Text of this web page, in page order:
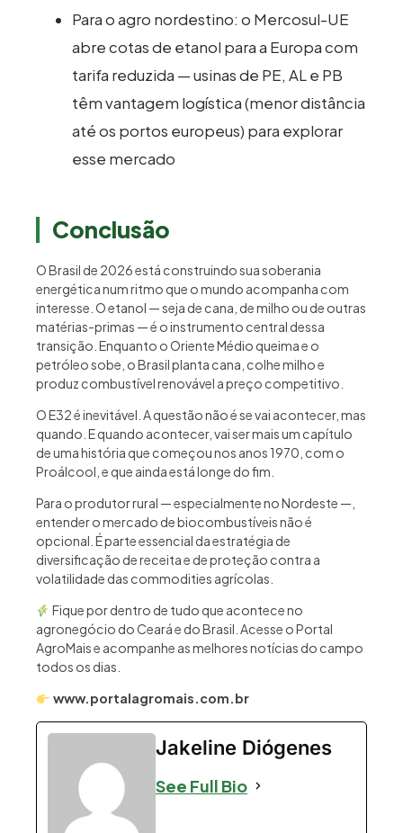
Para o agro nordestino: o Mercosul-UE
abre cotas de etanol para a Europa com
tarifa reduzida — usinas de PE, AL e PB
têm vantagem logística (menor distância
até os portos europeus) para explorar
esse mercado
Conclusão
O Brasil de 2026 está construindo sua soberania
energética num ritmo que o mundo acompanha com
interesse. O etanol — seja de cana, de milho ou de outras
matérias-primas — é o instrumento central dessa
transição. Enquanto o Oriente Médio queima e o
petróleo sobe, o Brasil planta cana, colhe milho e
produz combustível renovável a preço competitivo.
O E32 é inevitável. A questão não é se vai acontecer, mas
quando. E quando acontecer, vai ser mais um capítulo
de uma história que começou nos anos 1970, com o
Proálcool, e que ainda está longe do fim.
Para o produtor rural — especialmente no Nordeste —,
entender o mercado de biocombustíveis não é
opcional. É parte essencial da estratégia de
diversificação de receita e de proteção contra a
volatilidade das commodities agrícolas.
Fique por dentro de tudo que acontece no
agronegócio do Ceará e do Brasil. Acesse o Portal
AgroMais e acompanhe as melhores notícias do campo
todos os dias.
www.portalagromais.com.br
Jakeline Diógenes
See Full Bio